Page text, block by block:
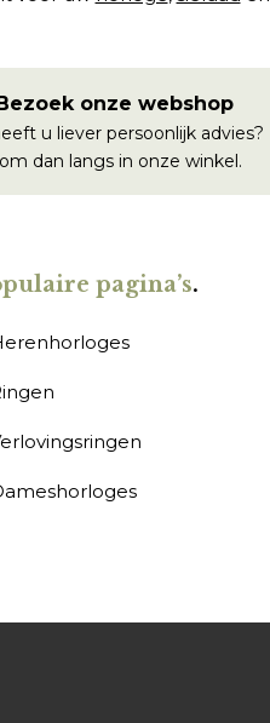
onze webshop
u liever persoonlijk advies?
dan langs in onze winkel.
pagina’s.